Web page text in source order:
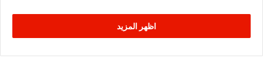
هذا وأثارت الأخطاء التحكيمية في مبارات أسود الأطلس و “الديكة”
برسم نصف نهائي كأس العالم، أمس الأربعاء، جدلا واسعا بعدما تم
اظهر المزيد